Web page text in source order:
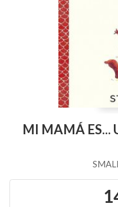
MI MAMÁ ES...